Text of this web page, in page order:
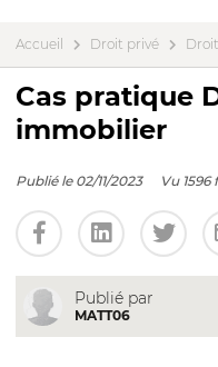
Accueil Droit privé
Cas pratique
immobilier
Publié le 02/11/2023 Vu 1596
Publié par
MATT06